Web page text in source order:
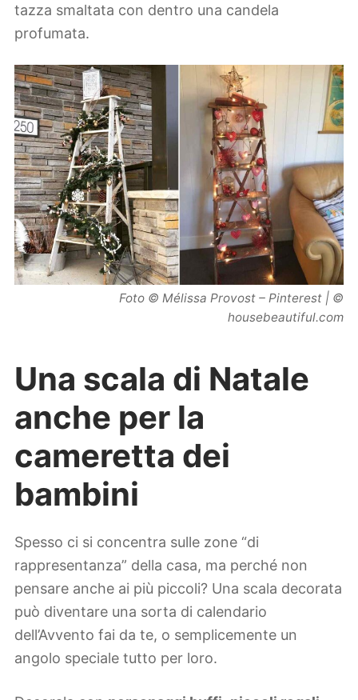
tazza smaltata con dentro una candela
profumata.
Foto © Mélissa Provost – Pinterest | ©
housebeautiful.com
Una scala di Natale
anche per la
cameretta dei
bambini
Spesso ci si concentra sulle zone “di
rappresentanza” della casa, ma perché non
pensare anche ai più piccoli? Una scala decorata
può diventare una sorta di calendario
dell’Avvento fai da te, o semplicemente un
angolo speciale tutto per loro.